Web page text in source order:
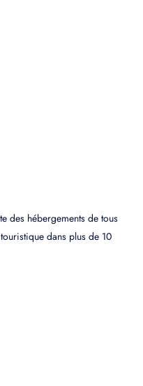
des hébergements de tous
dans plus de 10